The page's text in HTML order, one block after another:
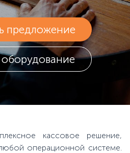
предложение
кассовое решение,
операционной системе.